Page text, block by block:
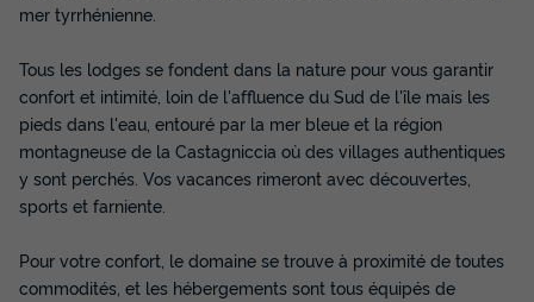
mer tyrrhénienne.
Tous les lodges se fondent dans la nature pour vous garantir
confort et intimité, loin de l'affluence du Sud de l'île mais les
pieds dans l'eau, entouré par la mer bleue et la région
montagneuse de la Castagniccia où des villages authentiques
y sont perchés. Vos vacances rimeront avec découvertes,
sports et farniente.
Pour votre confort, le domaine se trouve à proximité de toutes
commodités, et les hébergements sont tous équipés de